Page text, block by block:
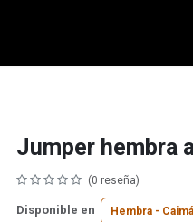
Jumper hembra
(0 reseña)
Disponible en Hembra -